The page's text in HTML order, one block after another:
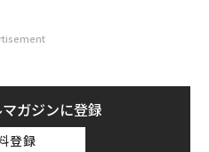
ガジンに登録
登録